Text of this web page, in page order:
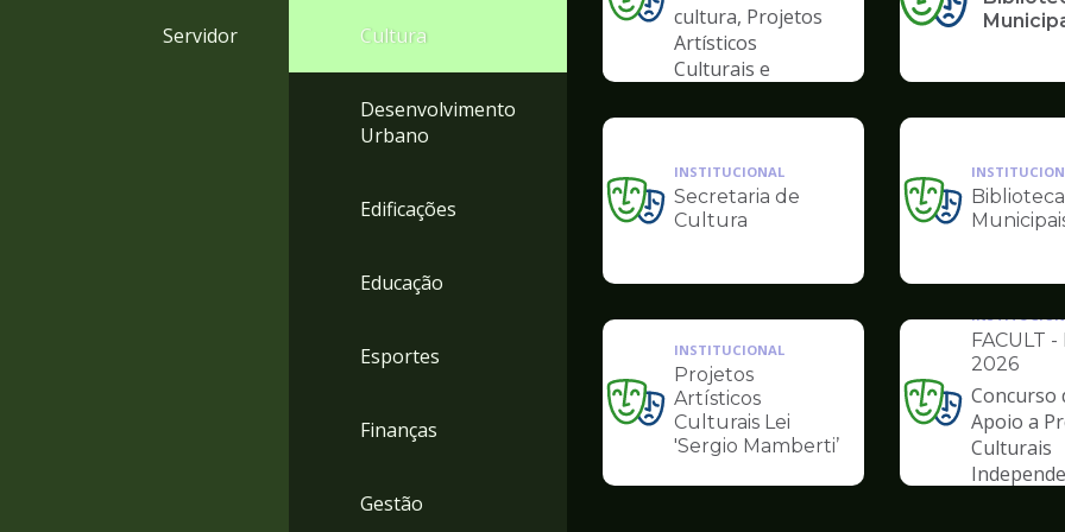
Servidor Cultura
Desenvolvimento
Urbano
Edificações
Educação
Esportes
Finanças
Gestão
Ilustração
pagina
de
Cultura
cultura, Projetos
Artísticos
Culturais e
Periferias
Ilustração
de
Cultura
INSTITUCIONAL
Secretaria de
Cultura
Ilustração
de
Cultura
Ilustração
de
INSTITUCIONAL
Projetos
Artísticos
Culturais Lei
'Sergio Mamberti’
Ilustração
pagina
de
FACULT
2026
Concurso
Apoio a
Culturais